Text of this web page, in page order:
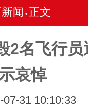
闻 • 正文
2名飞行员
哀悼
31 10:10:33